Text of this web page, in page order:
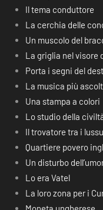
Il tema conduttore
La cerchia delle
Un muscolo del
La griglia nel visore
Porta i segni del
La musica più
Una stampa a colori
Lo studio della
Il trovatore tra i
Quartiere povero
Un disturbo
Lo era Vatel
La loro zona per i